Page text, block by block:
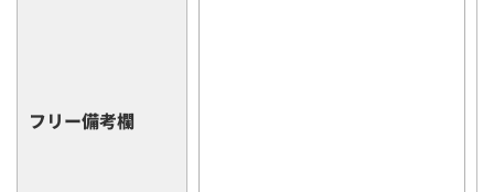
フリー備考欄